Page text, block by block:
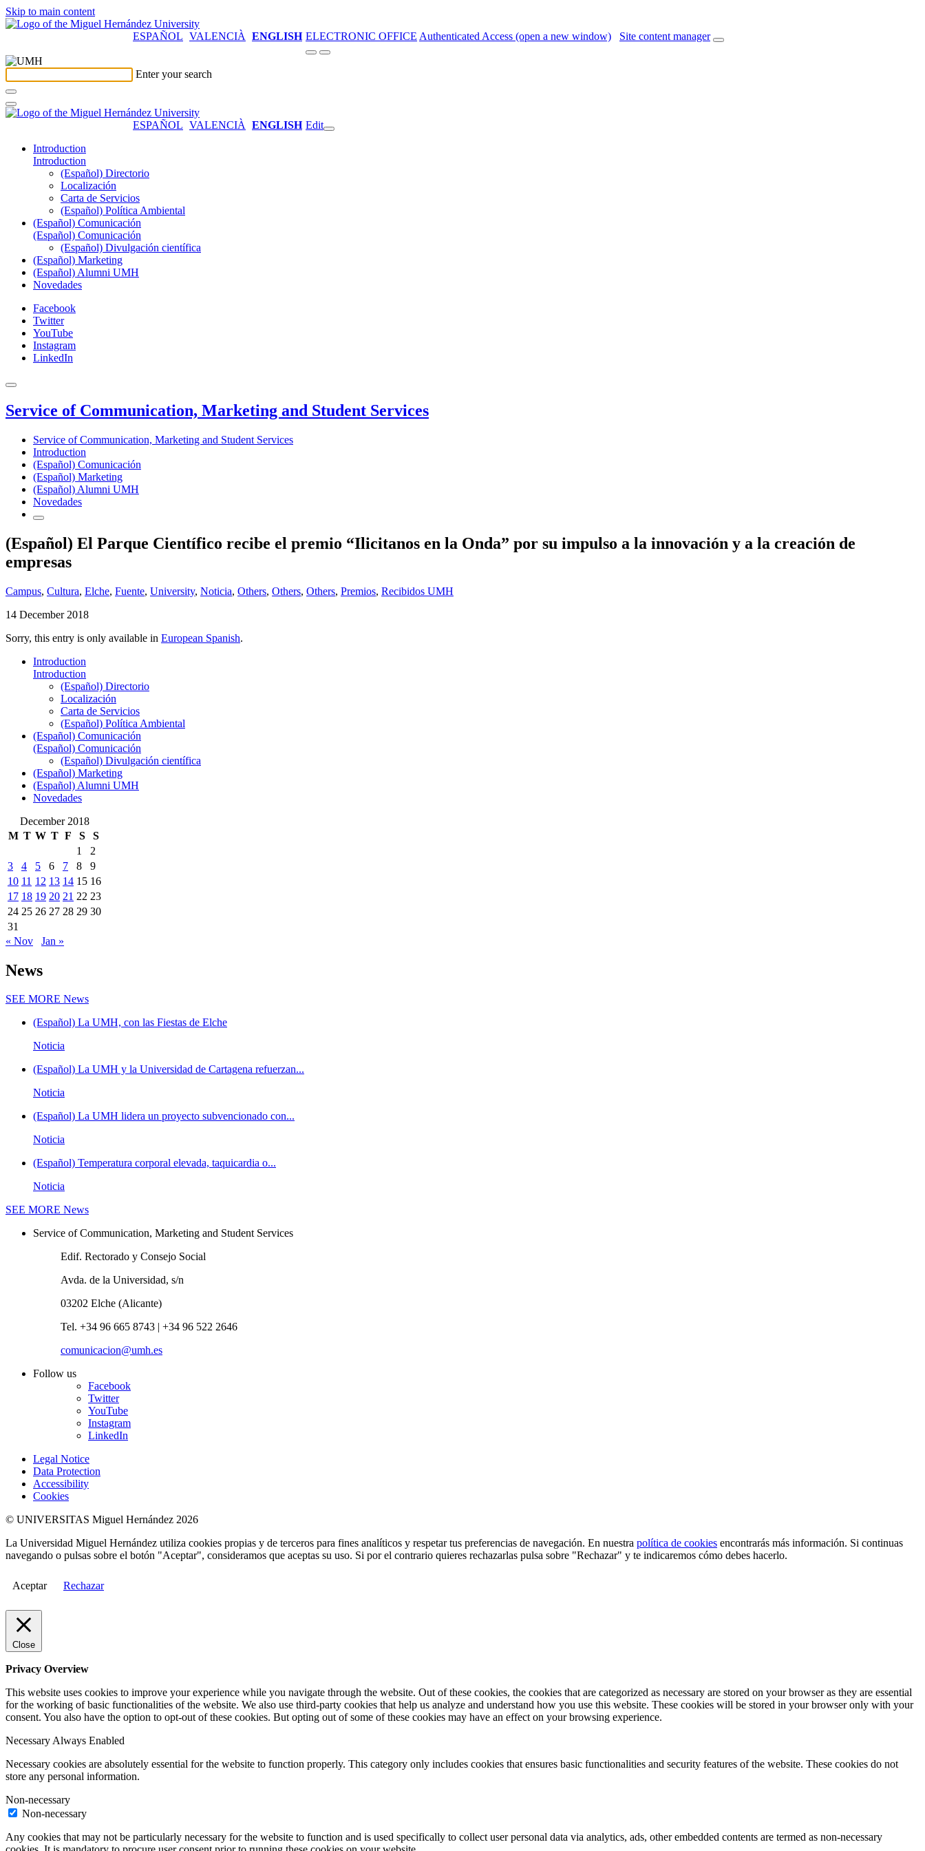
Skip to main content
ESPAÑOL VALENCIÀ ENGLISH ELECTRONIC OFFICE Authenticated Access (open a new window) Site content manager
Enter your search
ESPAÑOL VALENCIÀ ENGLISH Edit
Introduction
Introduction
(Español) Directorio
Localización
Carta de Servicios
(Español) Política Ambiental
(Español) Comunicación
(Español) Comunicación
(Español) Divulgación científica
(Español) Marketing
(Español) Alumni UMH
Novedades
Facebook
Twitter
YouTube
Instagram
LinkedIn
Service of Communication, Marketing and Student Services
Service of Communication, Marketing and Student Services
Introduction
(Español) Comunicación
(Español) Marketing
(Español) Alumni UMH
Novedades
(Español) El Parque Científico recibe el premio “Ilicitanos en la Onda” por su impulso a la innovación y a la creación de
empresas
Campus, Cultura, Elche, Fuente, University, Noticia, Others, Others, Others, Premios, Recibidos UMH
14 December 2018
Sorry, this entry is only available in European Spanish.
Introduction
Introduction
(Español) Directorio
Localización
Carta de Servicios
(Español) Política Ambiental
(Español) Comunicación
(Español) Comunicación
(Español) Divulgación científica
(Español) Marketing
(Español) Alumni UMH
Novedades
December 2018
M T W T F S
S
1
2
3
4 5 6 7 8
9
10 11 12 13 14 15 16
17 18 19 20 21 22 23
24 25 26 27 28 29 30
31
« Nov
Jan »
News
SEE MORE News
(Español) La UMH, con las Fiestas de Elche
Noticia
(Español) La UMH y la Universidad de Cartagena refuerzan...
Noticia
(Español) La UMH lidera un proyecto subvencionado con...
Noticia
(Español) Temperatura corporal elevada, taquicardia o...
Noticia
SEE MORE News
Service of Communication, Marketing and Student Services
Edif. Rectorado y Consejo Social
Avda. de la Universidad, s/n
03202 Elche (Alicante)
Tel. +34 96 665 8743 | +34 96 522 2646
comunicacion@umh.es
Follow us
Facebook
Twitter
YouTube
Instagram
LinkedIn
Legal Notice
Data Protection
Accessibility
Cookies
© UNIVERSITAS Miguel Hernández 2026
La Universidad Miguel Hernández utiliza cookies propias y de terceros para fines analíticos y respetar tus preferencias de navegación. En nuestra política de cookies encontrarás más información. Si continuas
navegando o pulsas sobre el botón "Aceptar", consideramos que aceptas su uso. Si por el contrario quieres rechazarlas pulsa sobre "Rechazar" y te indicaremos cómo debes hacerlo.
Aceptar Rechazar
Close
Privacy Overview
This website uses cookies to improve your experience while you navigate through the website. Out of these cookies, the cookies that are categorized as necessary are stored on your browser as they are essential
for the working of basic functionalities of the website. We also use third-party cookies that help us analyze and understand how you use this website. These cookies will be stored in your browser only with your
consent. You also have the option to opt-out of these cookies. But opting out of some of these cookies may have an effect on your browsing experience.
NecessaryAlways Enabled
Necessary cookies are absolutely essential for the website to function properly. This category only includes cookies that ensures basic functionalities and security features of the website. These cookies do not
store any personal information.
Non-necessary
Non-necessary
Any cookies that may not be particularly necessary for the website to function and is used specifically to collect user personal data via analytics, ads, other embedded contents are termed as non-necessary